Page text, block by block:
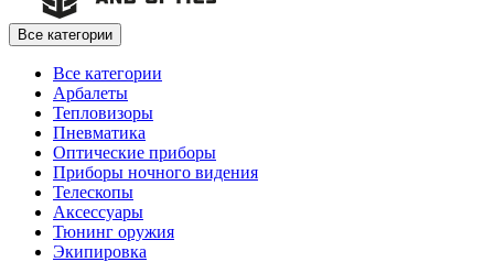
Все категории
Все категории
Арбалеты
Тепловизоры
Пневматика
Оптические приборы
Приборы ночного видения
Телескопы
Аксессуары
Тюнинг оружия
Экипировка